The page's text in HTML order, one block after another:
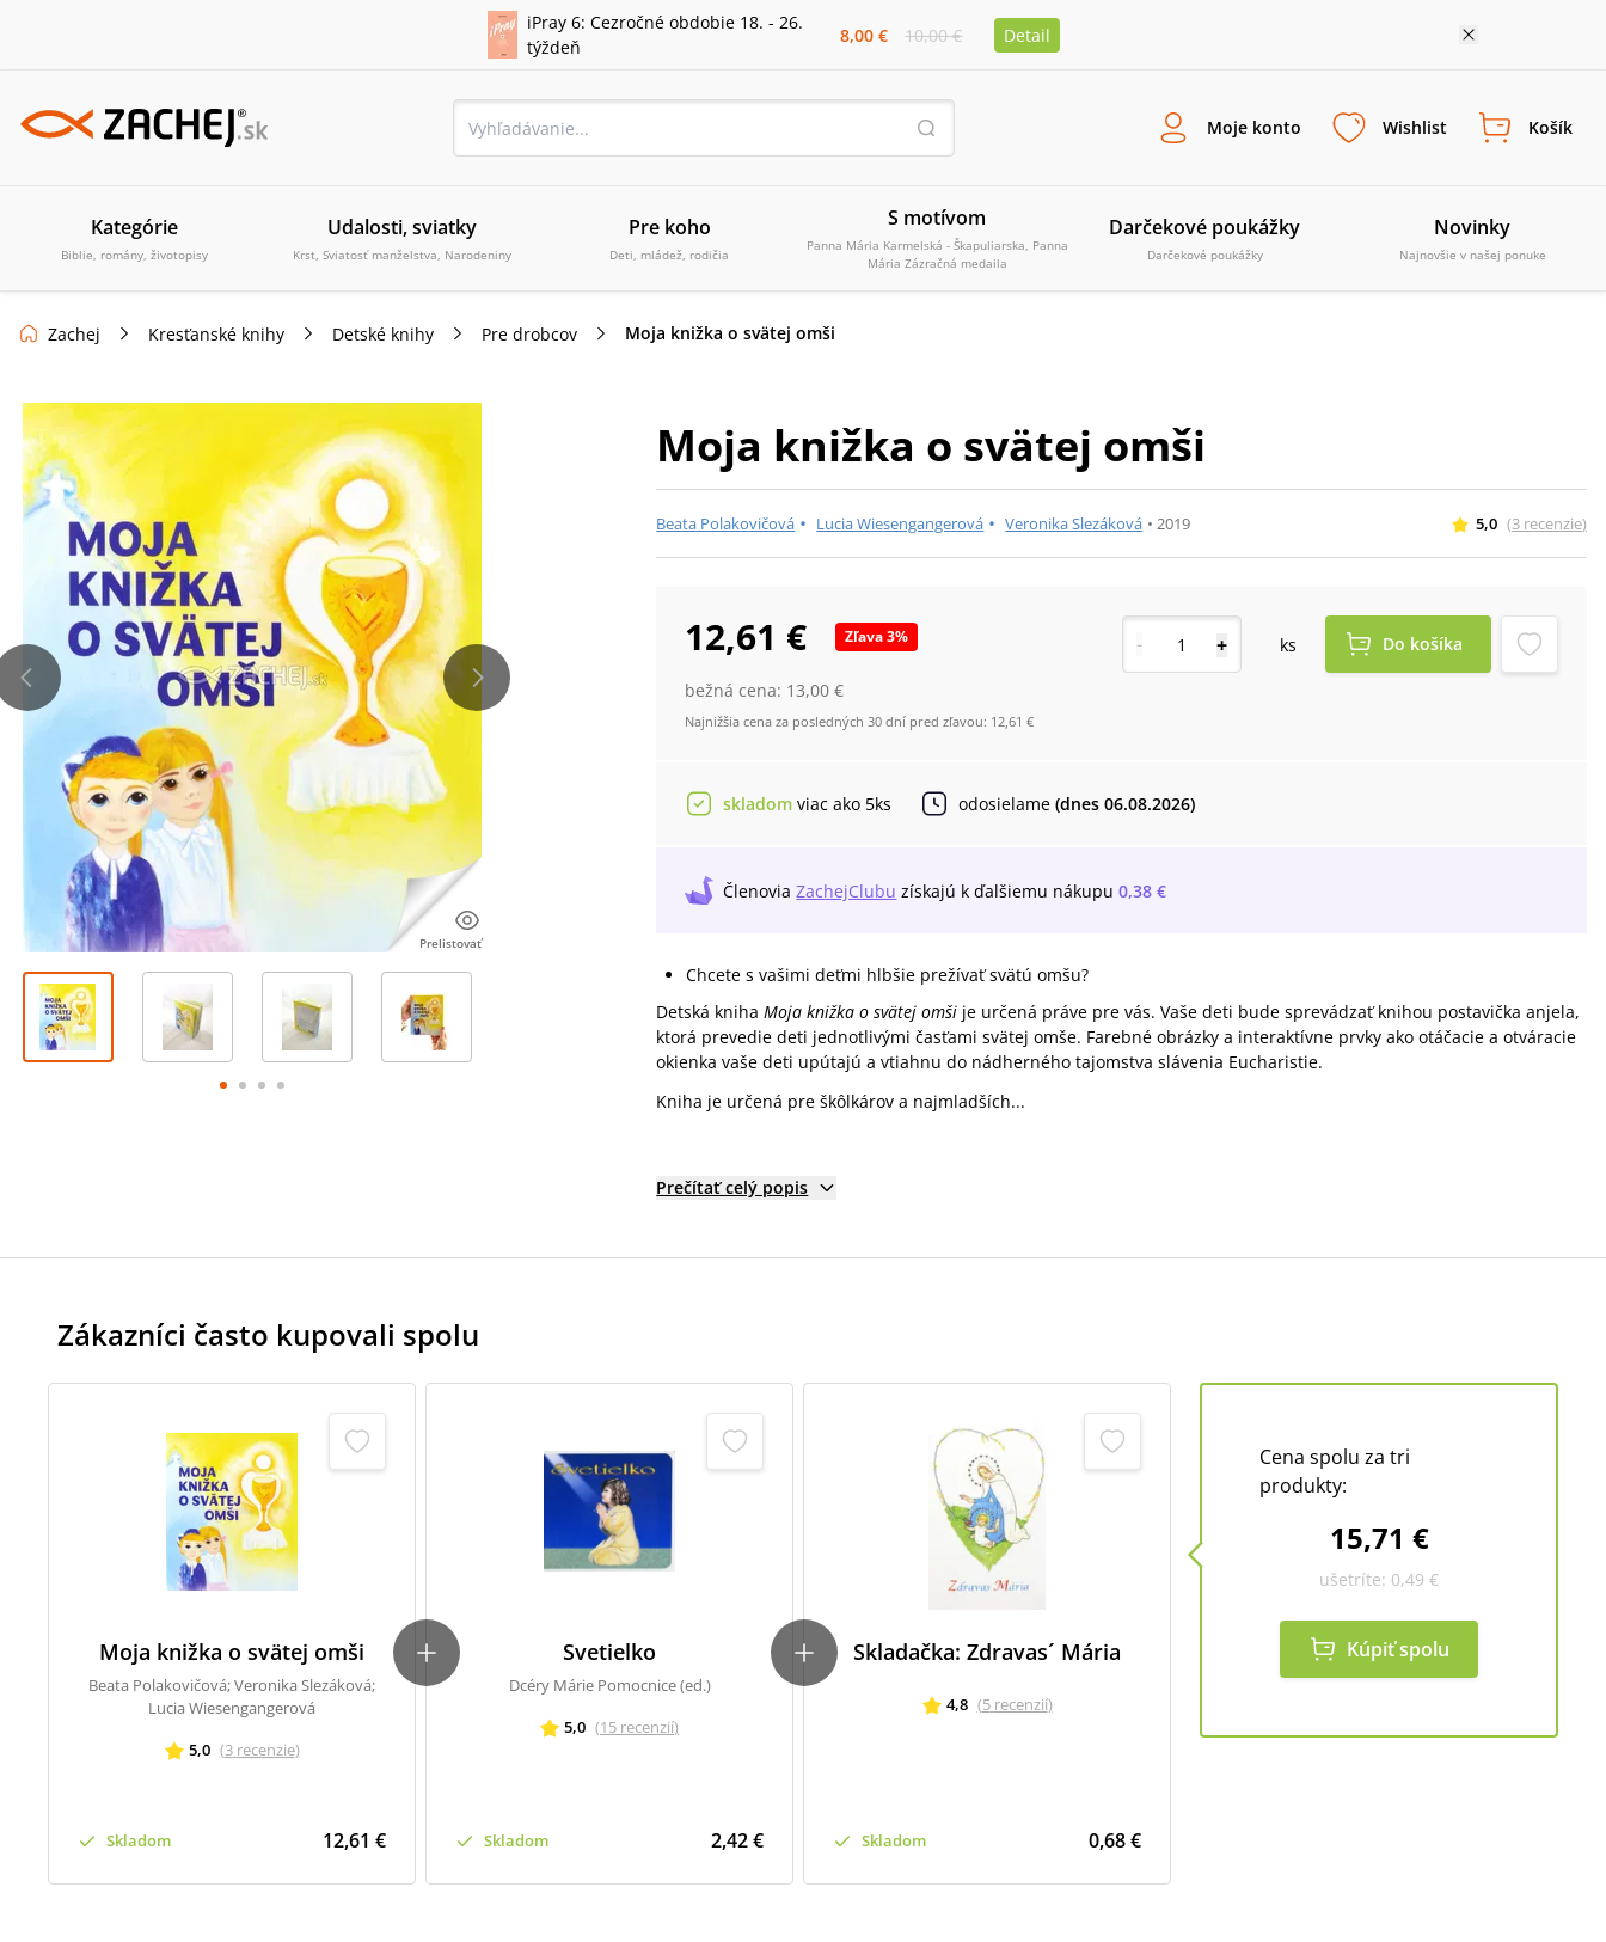
iPray 6: Cezročné obdobie 18. - 26.
týždeň
8,00 € 10,00 € Detail
Moje konto Wishlist Košík
Kategórie
Biblie, romány, životopisy
Udalosti, sviatky
Krst, Sviatosť manželstva, Narodeniny
Pre koho
Deti, mládež, rodičia
S motívom
Panna Mária Karmelská - Škapuliarska, Panna
Mária Zázračná medaila
Darčekové poukážky
Darčekové poukážky
Novinky
Najnovšie v našej ponuke
Zachej Kresťanské knihy Detské knihy Pre drobcov Moja knižka o svätej omši
Prelistovať
Moja knižka o svätej omši
Beata Polakovičová • Lucia Wiesengangerová • Veronika Slezáková • 2019 5,0 (3 recenzie)
12,61 € Zľava3%
bežná cena: 13,00 €
Najnižšia cena za posledných 30 dní pred zľavou: 12,61 €
- + ks Do košíka
skladom viac ako 5ks odosielame(dnes 06.08.2026)
Členovia ZachejClubu získajú k ďalšiemu nákupu 0,38 €
Chcete s vašimi deťmi hlbšie prežívať svätú omšu?
Detská kniha Moja knižka o svätej omši je určená práve pre vás. Vaše deti bude sprevádzať knihou postavička anjela,
ktorá prevedie deti jednotlivými časťami svätej omše. Farebné obrázky a interaktívne prvky ako otáčacie a otváracie
okienka vaše deti upútajú a vtiahnu do nádherného tajomstva slávenia Eucharistie.
Kniha je určená pre škôlkárov a najmladších...
Prečítať celý popis
Zákazníci často kupovali spolu
Moja knižka o svätej omši
Beata Polakovičová; Veronika Slezáková;
Lucia Wiesengangerová
5,0 (3 recenzie)
Skladom 12,61 €
Svetielko
Dcéry Márie Pomocnice (ed.)
5,0 (15 recenzií)
Skladom 2,42 €
Skladačka: Zdravas´ Mária
4,8 (5 recenzií)
Skladom 0,68 €
Cena spolu za tri
produkty:
15,71 €
ušetríte: 0,49 €
Kúpiť spolu